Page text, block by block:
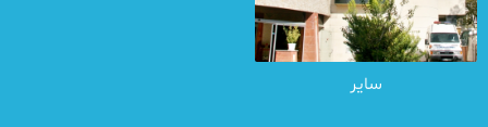
سایر